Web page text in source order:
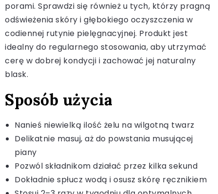
porami. Sprawdzi się również u tych, którzy pragną
odświeżenia skóry i głębokiego oczyszczenia w
codiennej rutynie pielęgnacyjnej. Produkt jest
idealny do regularnego stosowania, aby utrzymać
cerę w dobrej kondycji i zachować jej naturalny
blask.
Sposób użycia
Nanieś niewielką ilość żelu na wilgotną twarz
Delikatnie masuj, aż do powstania musującej
piany
Pozwól składnikom działać przez kilka sekund
Dokładnie spłucz wodą i osusz skórę ręcznikiem